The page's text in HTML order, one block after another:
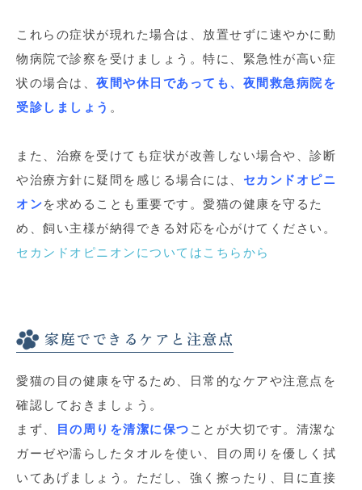
これらの症状が現れた場合は、放置せずに速やかに動
物病院で診察を受けましょう。特に、緊急性が高い症
状の場合は、 夜間や休日であっても、夜間救急病院を
受診しましょう 。
また、治療を受けても症状が改善しない場合や、診断
や治療方針に疑問を感じる場合には、 セカンドオピニ
オンを求めることも重要です。愛猫の健康を守るた
め、飼い主様が納得できる対応を心がけてください。
セカンドオピニオンについてはこちらから
家庭でできるケアと注意点
愛猫の目の健康を守るため、日常的なケアや注意点を
確認しておきましょう。
まず、
目の周りを清潔に保つ ことが大切です。清潔な
ガーゼや濡らしたタオルを使い、目の周りを優しく拭
いてあげましょう。ただし、強く擦ったり、目に直接